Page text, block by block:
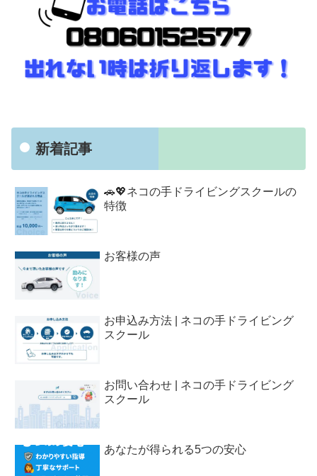
新着記事
🚗💖ネコの手ドライビングスクールの
特徴
お客様の声
お申込み方法 | ネコの手ドライビング
スクール
お問い合わせ | ネコの手ドライビング
スクール
あなたが得られる5つの安心